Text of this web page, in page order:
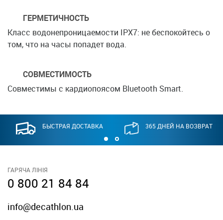
ГЕРМЕТИЧНОСТЬ
Класс водонепроницаемости IPX7: не беспокойтесь о
том, что на часы попадет вода.
СОВМЕСТИМОСТЬ
Совместимы с кардиопоясом Bluetooth Smart.
БЫСТРАЯ ДОСТАВКА 365 ДНЕЙ НА ВОЗВРАТ
ГАРЯЧА ЛІНІЯ
0 800 21 84 84
info@decathlon.ua